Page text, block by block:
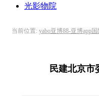
光影物院
当前位置: yabo亚博88-亚博app
民建北京市